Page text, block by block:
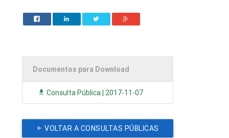
Documentos para Download
Consulta Pública | 2017-11-07
VOLTAR A CONSULTAS PÚBLICAS